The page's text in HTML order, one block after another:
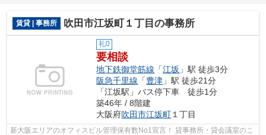
賃貸 | 事務所 吹田市江坂町１丁目の事務所
礼0
要相談
地下鉄御堂筋線 「江坂 」駅 徒歩3分
阪急千里線 「豊津 」駅 徒歩21分
「江坂駅」バス停下車 徒歩1分
築46年 / 8階建
大阪府吹田市江坂町 １丁目
新大阪エリアのオフィスビル管理保有数No1宣言！ 貸事務所・貸会議室のこ